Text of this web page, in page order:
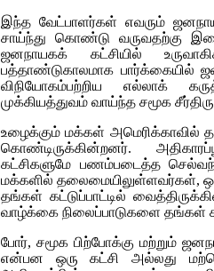
இந்த வேட்பாளர்கள் எவரும்
சாய்ந்து கொண்டு வருவதற்கு
ஜனநாயகக் கட்சியில்
பத்தாண்டுகாலமாக பார்க்கையில்
விநியோகம்பற்றிய எல்லாக்
முக்கியத்துவம் வாய்ந்த சமூக
உழைக்கும் மக்கள் அமெரிக்காவில்
கொண்டிருக்கின்றனர்.
கட்சிகளுமே பணம்படைத்த
மக்களில் தலைமையிலுள்ளவர்கள்,
தங்கள் கட்டுப்பாட்டில்
வாழ்க்கை நிலைப்பாடுகளை தங்கள்
போர், சமூக பிற்போக்கு மற்றும்
என்பன ஒரு கட்சி அல்லது